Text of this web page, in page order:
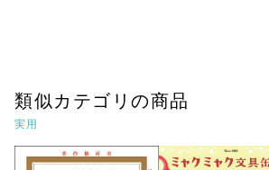
類似カテゴリの商品
実用